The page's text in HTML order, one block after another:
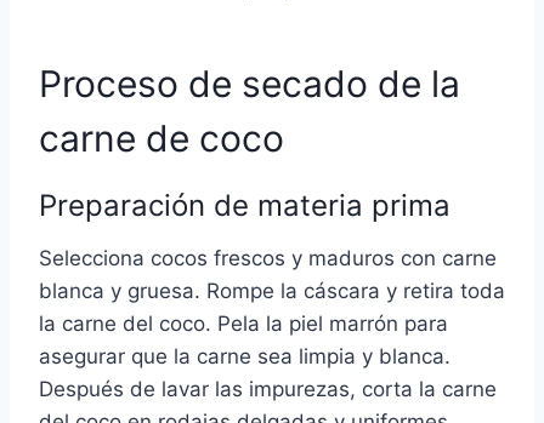
Proceso de secado de la
carne de coco
Preparación de materia prima
Selecciona cocos frescos y maduros con carne
blanca y gruesa. Rompe la cáscara y retira toda
la carne del coco. Pela la piel marrón para
asegurar que la carne sea limpia y blanca.
Después de lavar las impurezas, corta la carne